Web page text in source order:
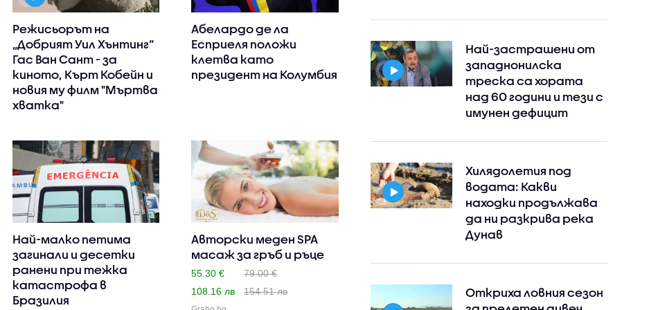
Режисьорът на
„Добрият Уил Хънтинг“
Гас Ван Сант - за
киното, Кърт Кобейн и
новия му филм "Мъртва
хватка"
Абелардо де ла
Есприеля положи
клетва като
президент на Колумбия
Най-малко петима
загинали и десетки
ранени при тежка
катастрофа в
Бразилия
Авторски меден SPA
масаж за гръб и ръце
55.30 €
79.00 €
108.16 лв
154.51 лв
Най-застрашени от
западнонилска
треска са хората
над 60 години и тези с
имунен дефицит
Хилядолетия под
водата: Какви
находки продължава
да ни разкрива река
Дунав
Откриха ловния сезон